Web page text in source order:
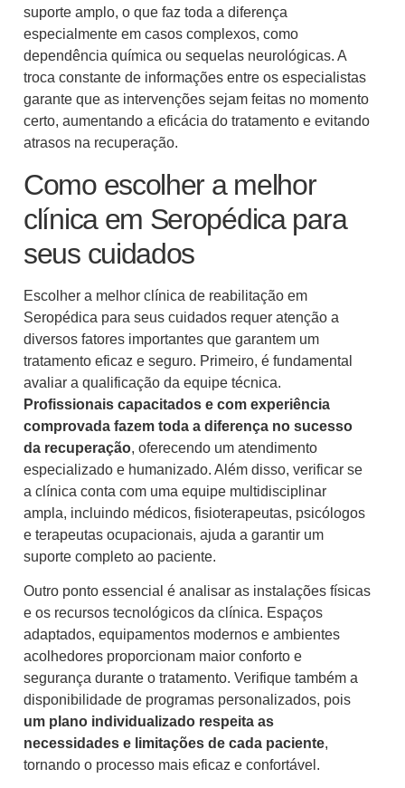
suporte amplo, o que faz toda a diferença
especialmente em casos complexos, como
dependência química ou sequelas neurológicas. A
troca constante de informações entre os especialistas
garante que as intervenções sejam feitas no momento
certo, aumentando a eficácia do tratamento e evitando
atrasos na recuperação.
Como escolher a melhor
clínica em Seropédica para
seus cuidados
Escolher a melhor clínica de reabilitação em
Seropédica para seus cuidados requer atenção a
diversos fatores importantes que garantem um
tratamento eficaz e seguro. Primeiro, é fundamental
avaliar a qualificação da equipe técnica.
Profissionais capacitados e com experiência
comprovada fazem toda a diferença no sucesso
da recuperação, oferecendo um atendimento
especializado e humanizado. Além disso, verificar se
a clínica conta com uma equipe multidisciplinar
ampla, incluindo médicos, fisioterapeutas, psicólogos
e terapeutas ocupacionais, ajuda a garantir um
suporte completo ao paciente.
Outro ponto essencial é analisar as instalações físicas
e os recursos tecnológicos da clínica. Espaços
adaptados, equipamentos modernos e ambientes
acolhedores proporcionam maior conforto e
segurança durante o tratamento. Verifique também a
disponibilidade de programas personalizados, pois
um plano individualizado respeita as
necessidades e limitações de cada paciente,
tornando o processo mais eficaz e confortável.